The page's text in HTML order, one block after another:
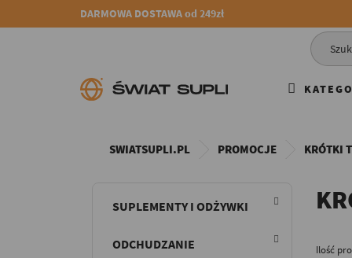
DARMOWA DOSTAWA od 249zł
SWIATSUPLI.PL PROMOCJE KRÓTKI
SUPLEMENTY I ODŻYWKI
ODCHUDZANIE Ilość